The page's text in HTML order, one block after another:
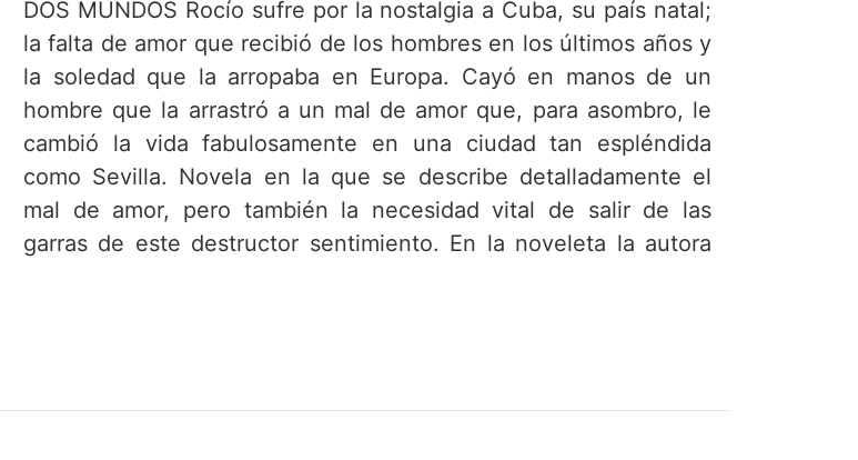
DOS MUNDOS Rocío sufre por la nostalgia a Cuba, su país natal;
la falta de amor que recibió de los hombres en los últimos años y
la soledad que la arropaba en Europa. Cayó en manos de un
hombre que la arrastró a un mal de amor que, para asombro, le
cambió la vida fabulosamente en una ciudad tan espléndida
como Sevilla. Novela en la que se describe detalladamente el
mal de amor, pero también la necesidad vital de salir de las
garras de este destructor sentimiento. En la noveleta la autora
DE MADERA Diversos pasajes costumbristas de la vida de dos